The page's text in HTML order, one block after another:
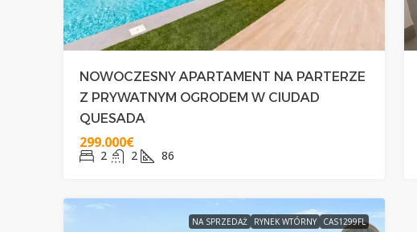
NOWOCZESNY APARTAMENT NA PARTERZE
Z PRYWATNYM OGRODEM W CIUDAD
QUESADA
299.000€
2 2 86
NA SPRZEDAŻ RYNEK WTÓRNY CAS1299FL